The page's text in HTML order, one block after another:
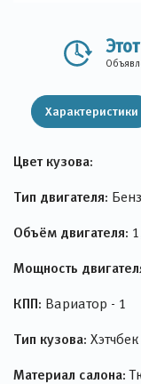
Характеристики
Цвет кузова:
Тип двигателя:
Объём двигателя:
Мощность
КПП: Вариатор - 1
Тип кузова: Хэтчбек
Материал салона: